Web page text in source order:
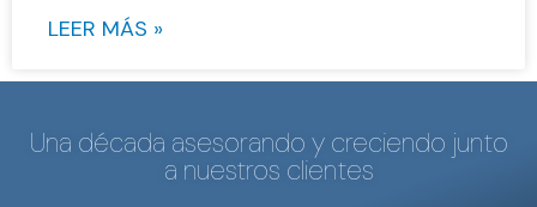
LEER MÁS »
Una década asesorando y creciendo junto
a nuestros clientes